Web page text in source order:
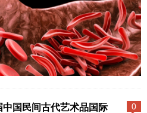
府加强立法，使每个孩子在出生
0
国民间古代艺术品国际